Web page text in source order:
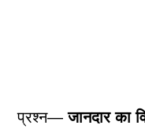
प्रश्न—जानदार का